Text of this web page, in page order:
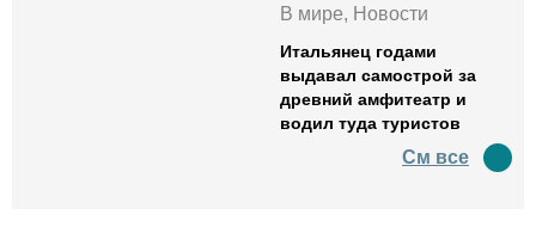
В мире, Новости
Итальянец годами
выдавал самострой за
древний амфитеатр и
водил туда туристов
См все